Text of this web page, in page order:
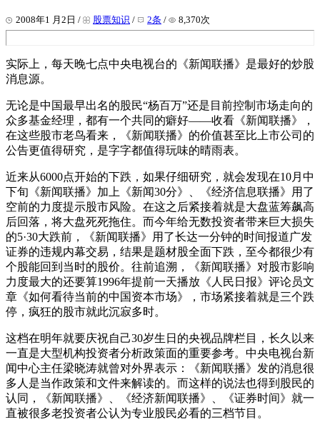
2008年1 月2日 / 股票知识 / 2条 / 8,370次
实际上，每天晚七点中央电视台的《新闻联播》是最好的炒股
消息源。
无论是中国最早出名的股民“杨百万”还是目前控制市场走向的
众多基金经理，都有一个共同的癖好——收看《新闻联播》，
在这些股市老鸟看来，《新闻联播》的价值甚至比上市公司的
公告更值得研究，是字字都值得玩味的晴雨表。
近来从6000点开始的下跌，如果仔细研究，就会发现在10月中
下旬《新闻联播》加上《新闻30分》、《经济信息联播》用了
空前的力度提示股市风险。在这之后紧接着就是大盘蓝筹飙高
后回落，将大盘死死拖住。而今年给无数投资者带来巨大损失
的5·30大跌前，《新闻联播》用了长达一分钟的时间报道广发
证券的违规内幕交易，结果是题材股全面下跌，至今都很少有
个股能回到当时的股价。往前追溯，《新闻联播》对股市影响
力度最大的还要算1996年提前一天播放《人民日报》评论员文
章《如何看待当前的中国资本市场》，市场紧接着就是三个跌
停，疯狂的股市就此沉寂多时。
这档在明年就要庆祝自己30岁生日的央视品牌栏目，长久以来
一直是大型机构投资者分析政策面的重要参考。中央电视台新
闻中心主任梁晓涛就曾对外界表示：《新闻联播》发的消息很
多人是当作政策和文件来解读的。而这样的说法也得到股民的
认同，《新闻联播》、《经济新闻联播》、《证券时间》就一
直被很多老投资者公认为专业股民必看的三档节目。